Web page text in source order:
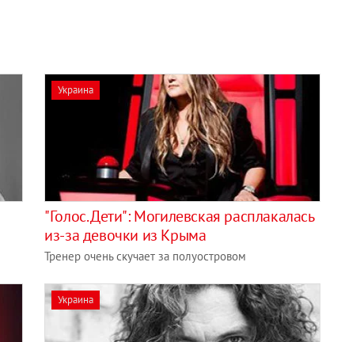
Украина
"Голос. Дети": Могилевская расплакалась
из-за девочки из Крыма
Тренер очень скучает за полуостровом
Украина